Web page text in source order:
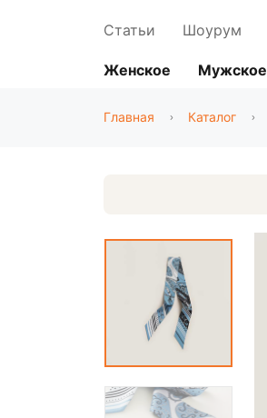
Статьи Шоурум
Женское Мужское
Главная Каталог